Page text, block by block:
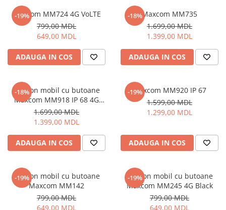
Friteuze
Gratare electrice
Prajitoare de paine
Ingrijire locuinta
Aparat de Spălat Geamuri
Aspiratoare
Aspiratoare portabile
Aspiratoare robot
Aparate de ras
Cantare de podea
Ondulatoare si Placi
Perii de coafat
Televizoare
Audio
Boxe Portabile
FM Modulatoare
Microfoane
Radio Portabile
Echipamente de retea
Adaptoare
Routere Wi-Fi
Accesorii si Articole Gaming
Jocuri Console si PC
-19%
Maxcom MM724 4G VoLTE
799,00 MDL
649,00 MDL
ADAUGA IN COS
-18%Maxcom MM735
1.699,00 MDL
1.399,00 MDL
ADAUGA IN COS
-18%
Telefon mobil cu butoane
Maxcom MM918 IP 68 4G
Black
1.699,00 MDL
1.399,00 MDL
ADAUGA IN COS
-19%
Maxcom MM920 IP 67
1.599,00 MDL
1.299,00 MDL
ADAUGA IN COS
-19%
Telefon mobil cu butoane
Maxcom MM142
799,00 MDL
649,00 MDL
-19%
Telefon mobil cu butoane
Maxcom MM245 4G Black
799,00 MDL
649,00 MDL